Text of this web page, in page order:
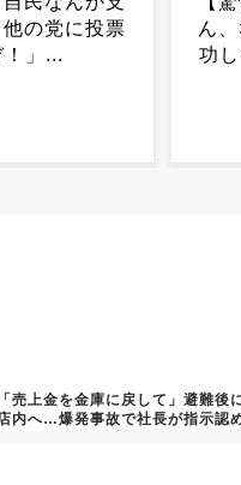
人
で大成
ｗｗｗｗｗｗ
「売上金を金庫に戻して」避難後
内へ…爆発事故で社長が指示認